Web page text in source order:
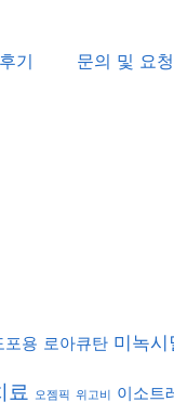
기 문의 및 요청
포용 로아큐탄 미녹시
료 오젬픽 위고비 이소트